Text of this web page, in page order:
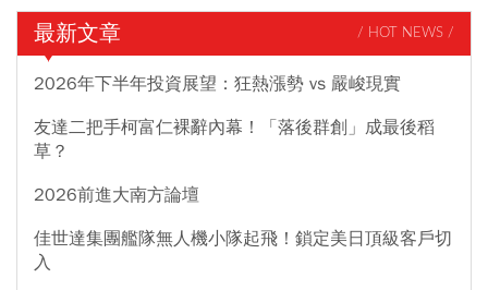
最新文章 / HOT NEWS /
2026年下半年投資展望：狂熱漲勢 vs 嚴峻現實
友達二把手柯富仁裸辭內幕！「落後群創」成最後稻
草？
2026前進大南方論壇
佳世達集團艦隊無人機小隊起飛！鎖定美日頂級客戶切
入